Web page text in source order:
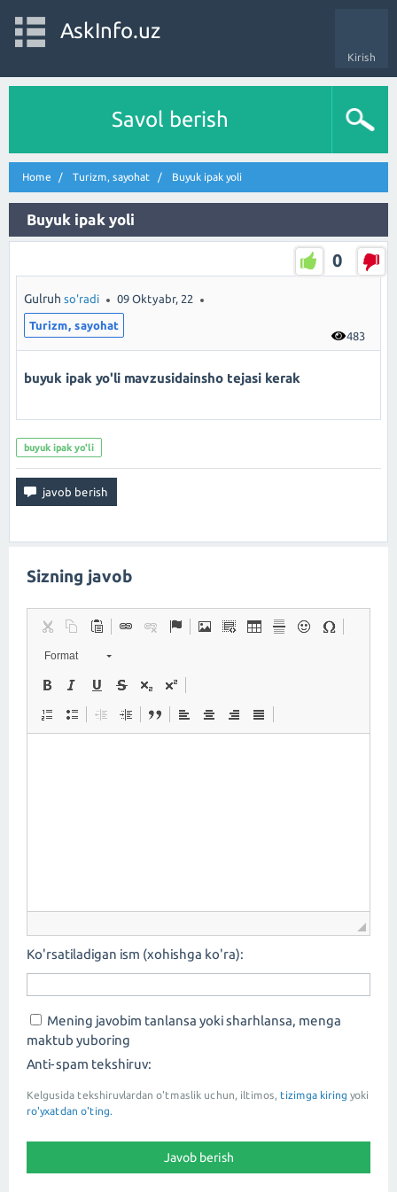
Kirish
AskInfo.uz
Savol berish
Home Turizm, sayohat Buyuk ipak yoli
Buyuk ipak yoli
0
483
Gulruh so'radi 09 Oktyabr, 22
Turizm, sayohat
buyuk ipak yo'li mavzusidainsho tejasi kerak
buyuk ipak yo'li
Sizning javob
Format
Ko'rsatiladigan ism (xohishga ko'ra):
Mening javobim tanlansa yoki sharhlansa, menga
maktub yuboring
Anti-spam tekshiruv:
Kelgusida tekshiruvlardan o'tmaslik uchun, iltimos, tizimga kiring yoki
ro'yxatdan o'ting.